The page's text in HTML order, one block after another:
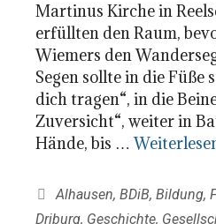
Martinus Kirche in
erfüllten den Raum,
Wiemers den
Segen sollte in die Füße
dich tragen“, in die
Zuversicht“, weiter in
Hände, bis …
Kategorien
Alhausen, BDiB, Bildung,
Driburg, Geschichte,